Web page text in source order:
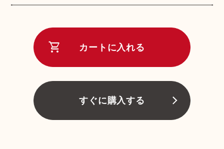
shopping_cart カートに入れる
すぐに購入する